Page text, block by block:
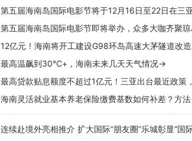
第五届海南岛国际电影节将于12月16日至22日在三
第五届海南岛国际电影节即将举办，众多大咖齐聚琼
12亿元！海南将开工建设G98环岛高速大茅隧道改
最高温飙到30℃+，海南未来几天天气情况→
最高贷款贴息额度不超过1亿元！三亚出台最近政策
海南灵活就业基本养老保险缴费基数如何补差？方
连续赴境外亮相推介 扩大国际“朋友圈”乐城彰显“国